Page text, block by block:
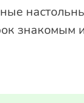
знакомым